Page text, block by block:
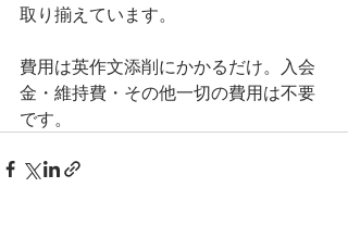
取り揃えています。
費用は英作文添削にかかるだけ。入会
金・維持費・その他一切の費用は不要
です。